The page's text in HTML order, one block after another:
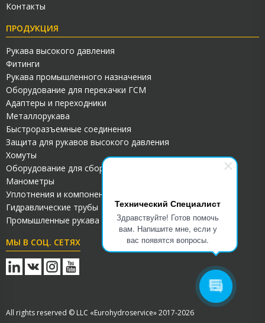
Технический Специалист
Здравствуйте! Готов помочь
вам. Напишите мне, если у
вас появятся вопросы.
Контакты
ПРОДУКЦИЯ
Рукава высокого давления
Фитинги
Рукава промышленного назначения
Оборудование для перекачки ГСМ
Адаптеры и переходники
Металлорукава
Быстроразъемные соединения
Защита для рукавов высокого давления
Хомуты
Оборудование для сборки РВД
Манометры
Уплотнения и компоненты для гидросистем
Гидравлические трубы
Промышленные рукава ПВХ
МЫ В СОЦ. СЕТЯХ
All rights reserved © LLC «Eurohydroservice» 2017-2026